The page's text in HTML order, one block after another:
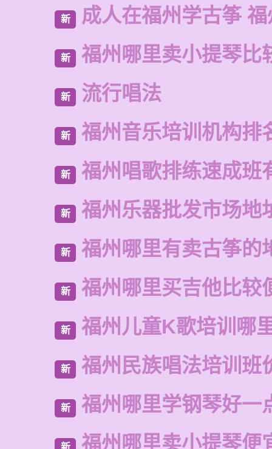
新 成人在福州学古筝
新 福州哪里卖小提琴比
新 流行唱法
新 福州音乐培训机构排
新 福州唱歌排练速成班
新 福州乐器批发市场地
新 福州哪里有卖古筝的
新 福州哪里买吉他比较
新 福州儿童K歌培训哪
新 福州民族唱法培训班
新 福州哪里学钢琴好一
新 福州哪里卖小提琴便